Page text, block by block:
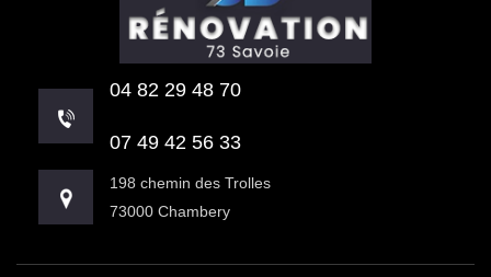
04 82 29 48 70
07 49 42 56 33
198 chemin des Trolles
73000 Chambery